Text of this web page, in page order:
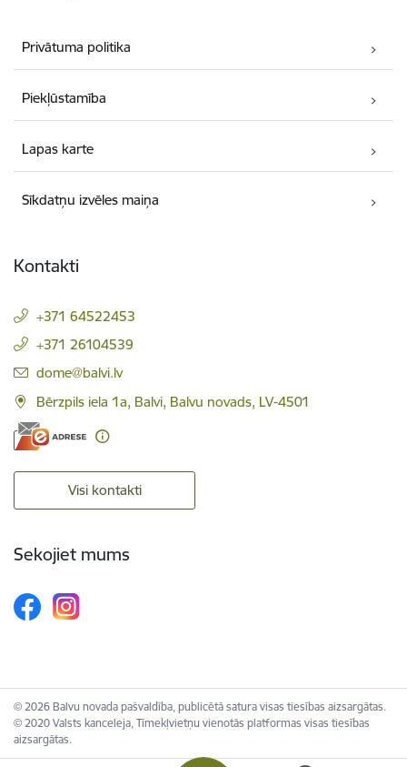
Privātuma politika
Piekļūstamība
Lapas karte
Sīkdatņu izvēles maiņa
Kontakti
+371 64522453
+371 26104539
E-pasts:
dome@balvi.lv
Bērzpils iela 1a, Balvi, Balvu novads, LV-4501
Visi kontakti
Sekojiet mums
© 2026 Balvu novada pašvaldība, publicētā satura visas tiesības aizsargātas.
© 2020 Valsts kanceleja, Tīmekļvietņu vienotās platformas visas tiesības
aizsargātas.